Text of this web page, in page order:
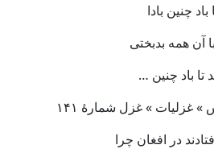
چنین بادا
آن همه بدبختی
باد چنین …
غزلیات » غزل شمارهٔ ۱۴۱
در افغان چرا